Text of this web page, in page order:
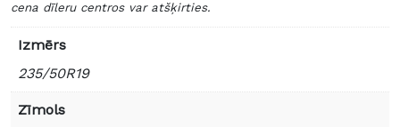
cena dīleru centros var atšķirties.
Izmērs
235/50R19
Zīmols